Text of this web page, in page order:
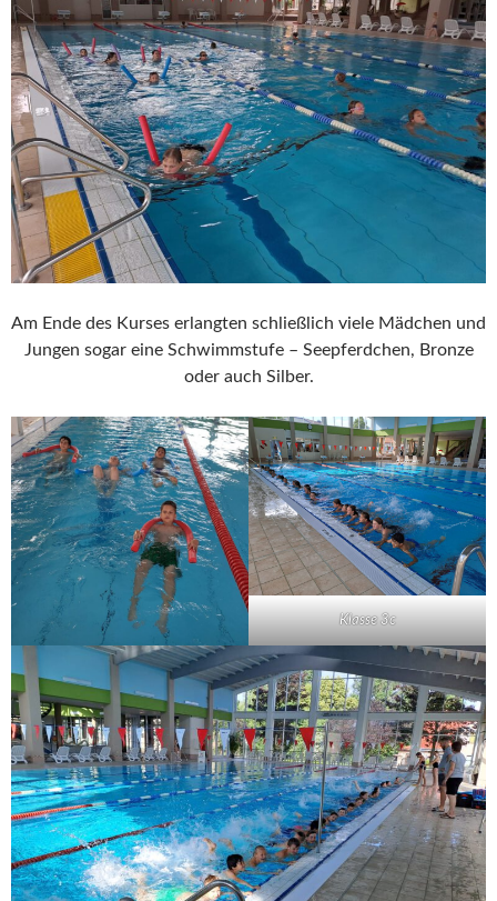
Am Ende des Kurses erlangten schließlich viele Mädchen und
Jungen sogar eine Schwimmstufe – Seepferdchen, Bronze
oder auch Silber.
Klasse 3c